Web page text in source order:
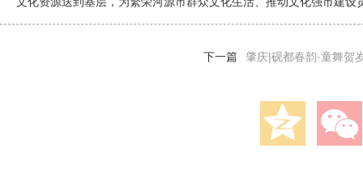
下一篇 肇庆|砚都春韵·童舞